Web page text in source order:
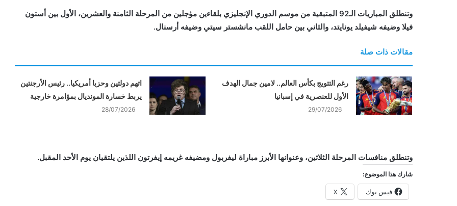
وتنطلق المباريات الـ92 المتبقية من موسم الدوري الإنجليزي بلقاءين مؤجلين من المرحلة الثامنة والعشرين، الأول بين أستون
فيلا وضيفه شيفيلد يونايتد، والثاني بين حامل اللقب مانشستر سيتي وضيفه أرسنال.
مقالات ذات صلة
رغم التتويج بكأس العالم.. لامين جمال الهدف
الأول للعنصرية في إسبانيا
29/07/2026
اتهم دولتين وحزبا أمريكيا.. رئيس الأرجنتين
يربط خسارة المونديال بمؤامرة خارجية
28/07/2026
وتنطلق منافسات المرحلة الثلاثين، وعنوانها الأبرز مباراة ليفربول ومضيفه غريمه إيفرتون اللذين يلتقيان يوم الأحد المقبل.
شارك هذا الموضوع:
فيس بوك X